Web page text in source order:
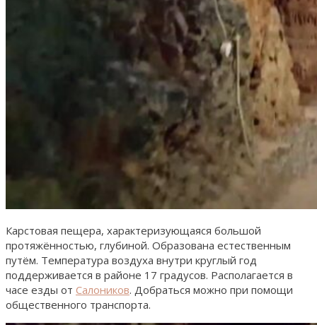
Карстовая пещера, характеризующаяся большой
протяжённостью, глубиной. Образована естественным
путём. Температура воздуха внутри круглый год
поддерживается в районе 17 градусов. Располагается в
часе езды от Салоников. Добраться можно при помощи
общественного транспорта.